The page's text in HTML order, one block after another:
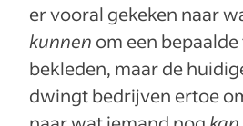
er vooral gekeken naar
kunnen om een
bekleden, maar de
dwingt bedrijven ertoe